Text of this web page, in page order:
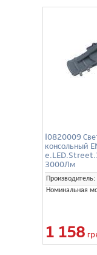
l0820009
консольный
3000Лм
Производитель:
Номинальная
1 158